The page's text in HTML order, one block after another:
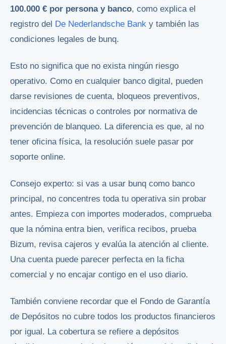
100.000 € por persona y banco, como explica el
registro del De Nederlandsche Bank y también las
condiciones legales de bunq.
Esto no significa que no exista ningún riesgo
operativo. Como en cualquier banco digital, pueden
darse revisiones de cuenta, bloqueos preventivos,
incidencias técnicas o controles por normativa de
prevención de blanqueo. La diferencia es que, al no
tener oficina física, la resolución suele pasar por
soporte online.
Consejo experto: si vas a usar bunq como banco
principal, no concentres toda tu operativa sin probar
antes. Empieza con importes moderados, comprueba
que la nómina entra bien, verifica recibos, prueba
Bizum, revisa cajeros y evalúa la atención al cliente.
Una cuenta puede parecer perfecta en la ficha
comercial y no encajar contigo en el uso diario.
También conviene recordar que el Fondo de Garantía
de Depósitos no cubre todos los productos financieros
por igual. La cobertura se refiere a depósitos